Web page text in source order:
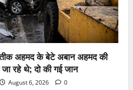
अहमद के बेटे अबान अहमद की
रहे थे; दो की गई जान
August 6, 2026 0